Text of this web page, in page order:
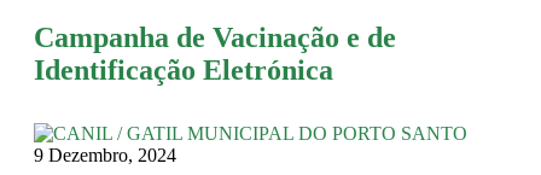
Campanha de Vacinação e de
Identificação Eletrónica
9 Dezembro, 2024